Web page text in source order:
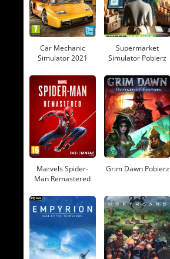
Car Mechanic
Simulator 2021
Supermarket
Simulator Pobierz
Marvels Spider-
Man Remastered
Grim Dawn Pobierz